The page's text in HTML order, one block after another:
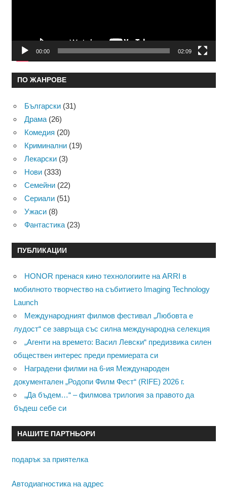
00:00 02:09
ПО ЖАНРОВЕ
Български (31)
Драма (26)
Комедия (20)
Криминални (19)
Лекарски (3)
Нови (333)
Семейни (22)
Сериали (51)
Ужаси (8)
Фантастика (23)
ПУБЛИКАЦИИ
HONOR пренася кино технологиите на ARRI в
мобилното творчество на събитието Imaging Technology
Launch
Международният филмов фестивал „Любовта е
лудост“ се завръща със силна международна селекция
„Агенти на времето: Васил Левски“ предизвика силен
обществен интерес преди премиерата си
Наградени филми на 6-ия Международен
документален „Родопи Филм Фест“ (RIFE) 2026 г.
„Да бъдем…“ – филмова трилогия за правото да
бъдеш себе си
НАШИТЕ ПАРТНЬОРИ
подарък за приятелка
Автодиагностика на адрес